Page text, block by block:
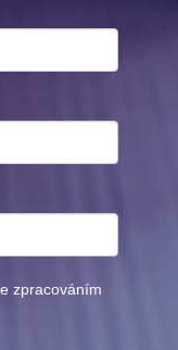
zpracováním